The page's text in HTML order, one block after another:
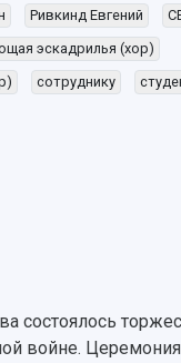
Ривкинд Евгений
эскадрилья (хор)
сотруднику
состоялось
войне. Церемония